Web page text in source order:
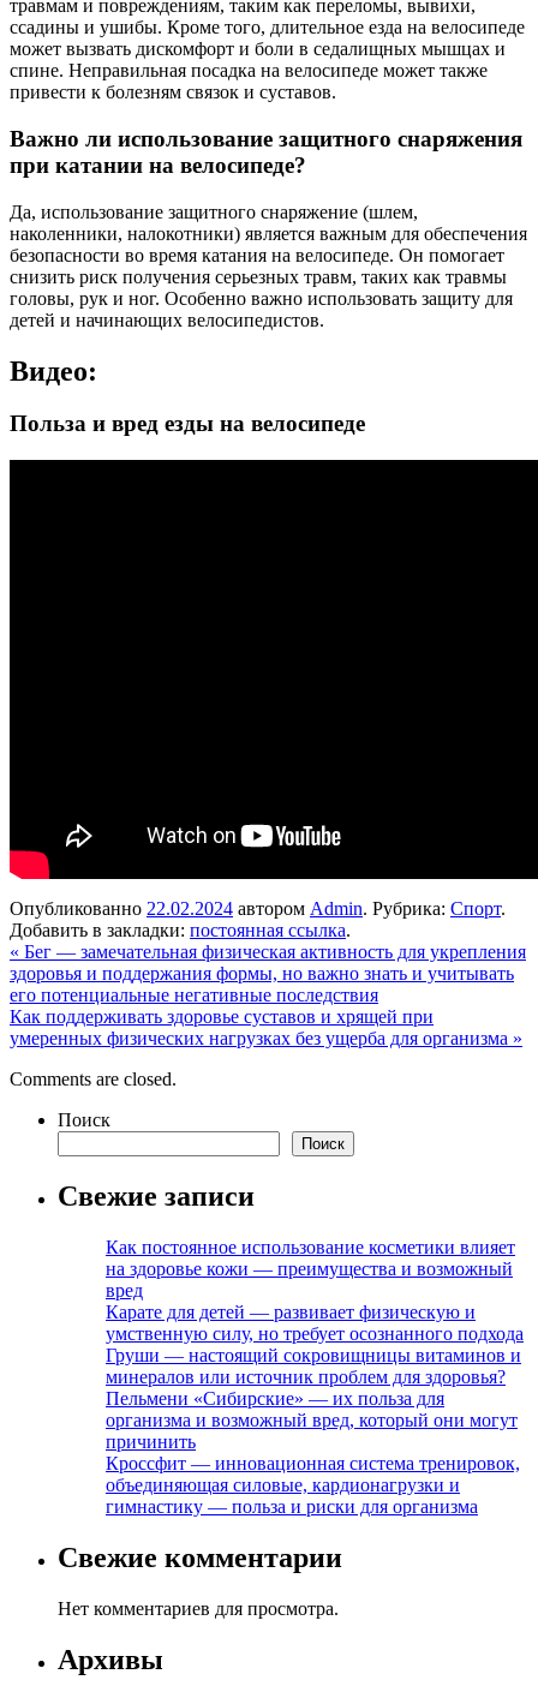
травмам и повреждениям, таким как переломы, вывихи,
ссадины и ушибы. Кроме того, длительное езда на велосипеде
может вызвать дискомфорт и боли в седалищных мышцах и
спине. Неправильная посадка на велосипеде может также
привести к болезням связок и суставов.
Важно ли использование защитного снаряжения
при катании на велосипеде?
Да, использование защитного снаряжение (шлем,
наколенники, налокотники) является важным для обеспечения
безопасности во время катания на велосипеде. Он помогает
снизить риск получения серьезных травм, таких как травмы
головы, рук и ног. Особенно важно использовать защиту для
детей и начинающих велосипедистов.
Видео:
Польза и вред езды на велосипеде
Опубликованно 22.02.2024 автором Admin. Рубрика: Спорт.
Добавить в закладки: постоянная ссылка.
« Бег — замечательная физическая активность для укрепления
здоровья и поддержания формы, но важно знать и учитывать
его потенциальные негативные последствия
Как поддерживать здоровье суставов и хрящей при
умеренных физических нагрузках без ущерба для организма »
Comments are closed.
Поиск
Поиск
Свежие записи
Как постоянное использование косметики влияет
на здоровье кожи — преимущества и возможный
вред
Карате для детей — развивает физическую и
умственную силу, но требует осознанного подхода
Груши — настоящий сокровищницы витаминов и
минералов или источник проблем для здоровья?
Пельмени «Сибирские» — их польза для
организма и возможный вред, который они могут
причинить
Кроссфит — инновационная система тренировок,
объединяющая силовые, кардионагрузки и
гимнастику — польза и риски для организма
Свежие комментарии
Нет комментариев для просмотра.
Архивы